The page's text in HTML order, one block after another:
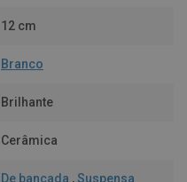
12 cm
Branco
Brilhante
Cerâmica
De bancada ,Suspensa